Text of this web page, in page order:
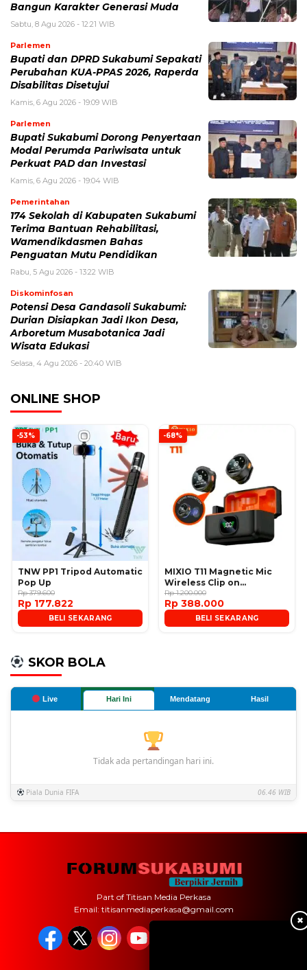
Bangun Karakter Generasi Muda
Sabtu, 8 Agu 2026 - 12:21 WIB
Parlemen
Bupati dan DPRD Sukabumi Sepakati
Perubahan KUA-PPAS 2026, Raperda
Disabilitas Disetujui
Kamis, 6 Agu 2026 - 19:09 WIB
Parlemen
Bupati Sukabumi Dorong Penyertaan
Modal Perumda Pariwisata untuk
Perkuat PAD dan Investasi
Kamis, 6 Agu 2026 - 19:04 WIB
Pemerintahan
174 Sekolah di Kabupaten Sukabumi
Terima Bantuan Rehabilitasi,
Wamendikdasmen Bahas
Penguatan Mutu Pendidikan
Rabu, 5 Agu 2026 - 13:22 WIB
Diskominfosan
Potensi Desa Gandasoli Sukabumi:
Durian Disiapkan Jadi Ikon Desa,
Arboretum Musabotanica Jadi
Wisata Edukasi
Selasa, 4 Agu 2026 - 20:40 WIB
ONLINE SHOP
-53%
TNW PP1 Tripod Automatic
Pop Up
Rp 379.600
Rp 177.822
BELI SEKARANG
-68%
MIXIO T11 Magnetic Mic
Wireless Clip on
Microphone
Rp 1.200.000
Rp 388.000
BELI SEKARANG
SKOR BOLA
Live Hari Ini Mendatang Hasil
Tidak ada pertandingan hari ini.
Piala Dunia FIFA 06.46 WIB
✖
Part of Titisan Media Perkasa
Email: titisanmediaperkasa@gmail.com